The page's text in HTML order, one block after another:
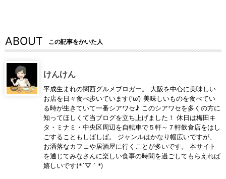
ABOUT この記事をかいた人
けんけん
平成生まれの関西グルメブロガー。 大阪を中心に美味しい
お店を日々食べ歩いています(‘ω’) 美味しいものを食べてい
る時が生きていて一番シアワセ♪ このシアワセを多くの方に
知ってほしくて当ブログを立ち上げました！ 休日は梅田キ
タ・ミナミ・中央区周辺を自転車で５軒～７軒飲食店をはし
ごすることもしばしば。 ジャンルはかなり幅広いですが、
お洒落なカフェや居酒屋に行くことが多いです。 本サイト
を通じてみなさんに楽しい食事の時間を過ごしてもらえれば
嬉しいです(*´▽｀*)